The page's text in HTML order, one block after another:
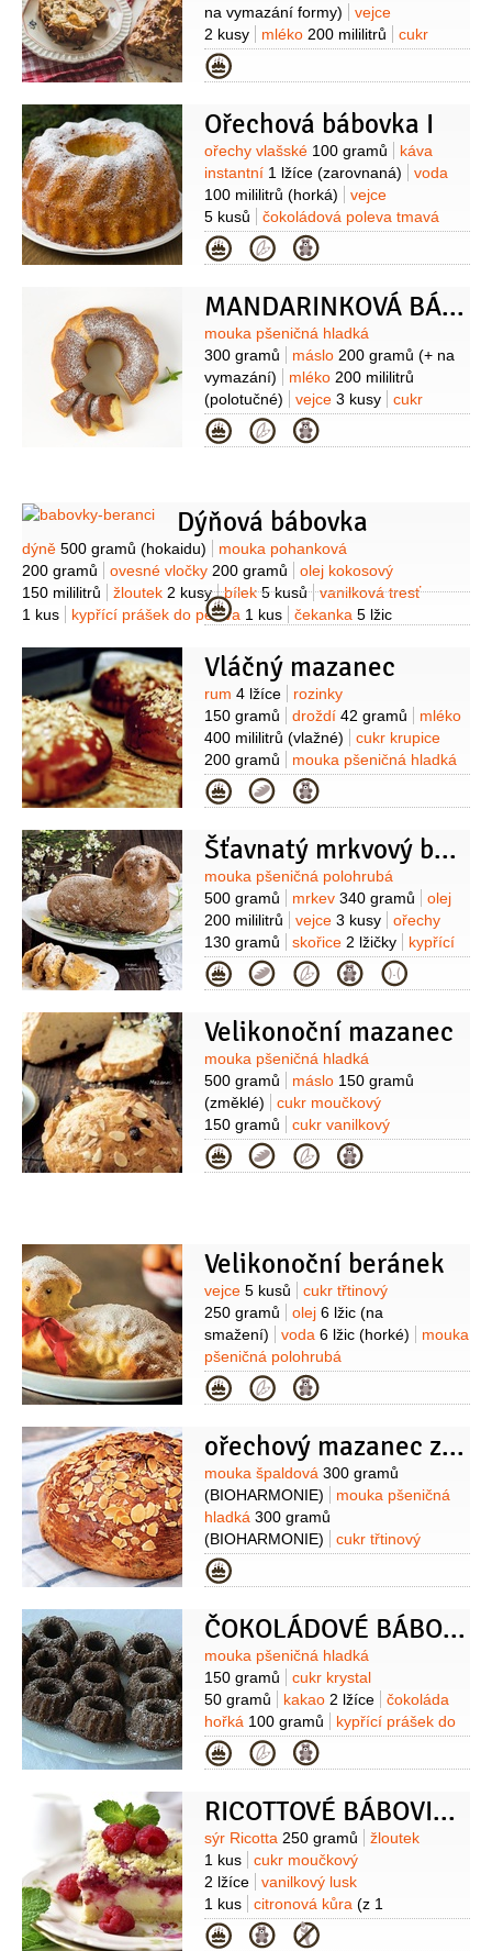
na vymazání formy)
vejce
2 kusy
mléko 200 mililitrů
cukr
50 gramů
(vlašské, mandle, lískové + hrst na
2 lžičky
sůl1 lžička med(k
podávání)
Kategorie
Ořechová bábovka I
Suroviny
ořechy vlašské 100 gramů
káva
instantní 1 lžíce (zarovnaná)
voda
100 mililitrů (horká)
vejce
5 kusů
čokoládová poleva tmavá
1 balíček ( Dr. Oetker)
moučkový250 gramů (+ na
1 balíček
olej250 mililitrů
mléko
125 mililitrů
Kategorie
MANDARINKOVÁ BÁBOVKA S KAŠTANY
Suroviny
mouka pšeničná hladká
300 gramů
máslo 200 gramů (+ na
vymazání)
mléko 200 mililitrů
(polotučné)
vejce 3 kusy
cukr
krupice150 gramů
pečiva2 lžičky
sůl
Kategorie
Dýňová bábovka
Suroviny
dýně 500 gramů (hokaidu)
mouka pohanková
200 gramů
ovesné vločky 200 gramů
olej kokosový
150 mililitrů
žloutek 2 kusy bílek5 kusů
vanilková tresť
1 kus
kypřící prášek do pečiva 1 kus čekanka 5 lžic
Kategorie
Vláčný mazanec
Suroviny
rum 4 lžíce
rozinky
150 gramů
droždí 42 gramů
mléko
400 mililitrů (vlažné)
cukr krupice
200 gramů
mouka pšeničná hladká
1 kilogram
citronová kůra
1/2lžičky vejce4 kusy
sůl
Kategorie
Šťavnatý mrkvový beránek
Suroviny
mouka pšeničná polohrubá
500 gramů
mrkev 340 gramů
olej
200 mililitrů
vejce 3 kusy
ořechy
130 gramů
skořice 2 lžičky
kypřící
prášek do pečiva
5 gramů
sůl máslo(na vymazání)
Kategorie
Velikonoční mazanec
Suroviny
mouka pšeničná hladká
500 gramů
máslo 150 gramů
(změklé)
cukr moučkový
150 gramů
cukr vanilkový
20 gramů
tvaroh měkký
250 gramů
vejce2 kusy (+na
2 lžíce
Kategorie
Velikonoční beránek
Suroviny
vejce 5 kusů
cukr třtinový
250 gramů
olej 6 lžic (na
smažení)
voda 6 lžic (horké)
mouka
pšeničná polohrubá
250 gramů
kypřící prášek do pečiva
1 lžička
pudink1 kus
1 lžička
sůl
Kategorie
ořechový mazanec ze špaldové mouky
Suroviny
mouka špaldová 300 gramů
(BIOHARMONIE)
mouka pšeničná
hladká 300 gramů
(BIOHARMONIE)
cukr třtinový
100 gramů
120 gramů
žloutek3 kusy
droždí
250 mililitrů
hroznové víno60 gramů
(sušené/rozinky)
citronová kůra
Kategorie
ČOKOLÁDOVÉ BÁBOVIČKY II
Suroviny
mouka pšeničná hladká
150 gramů
cukr krystal
50 gramů
kakao 2 lžíce
čokoláda
hořká 100 gramů
kypřící prášek do
pečiva2 lžičky
jedlá soda
1/2lžičky
jogurt bílý
75 mililitrů (rostlinný)
Kategorie
RICOTTOVÉ BÁBOVIČKY
Suroviny
sýr Ricotta 250 gramů
žloutek
1 kus
cukr moučkový
2 lžíce
vanilkový lusk
1 kus
citronová kůra (z 1
citronu)
želatina
Kategorie